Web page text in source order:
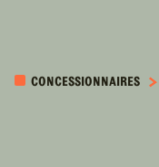
CONTENUCONCESSIONNAIRES